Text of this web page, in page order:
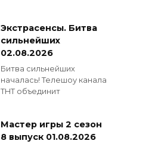
Экстрасенсы. Битва
сильнейших
02.08.2026
Битва сильнейших
началась! Телешоу канала
ТНТ объединит
Мастер игры 2 сезон
8 выпуск 01.08.2026